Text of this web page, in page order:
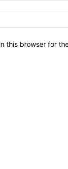
this browser for